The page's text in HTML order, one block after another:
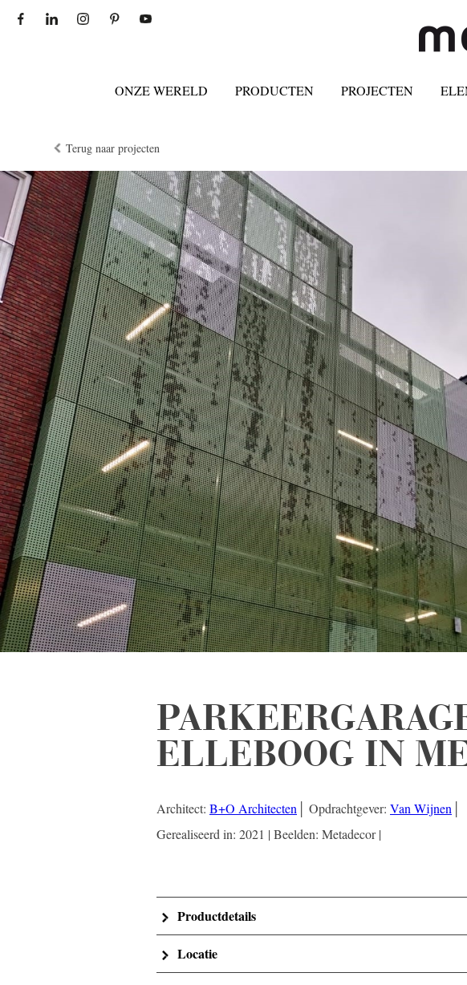
ONZE WERELD PRODUCTEN PROJECTEN
Terug naar projecten
ELLEBOOG IN
Architect: B+O Architecten │ Opdrachtgever: Van Wijnen
Gerealiseerd in: 2021 | Beelden: Metadecor |
Productdetails
Locatie